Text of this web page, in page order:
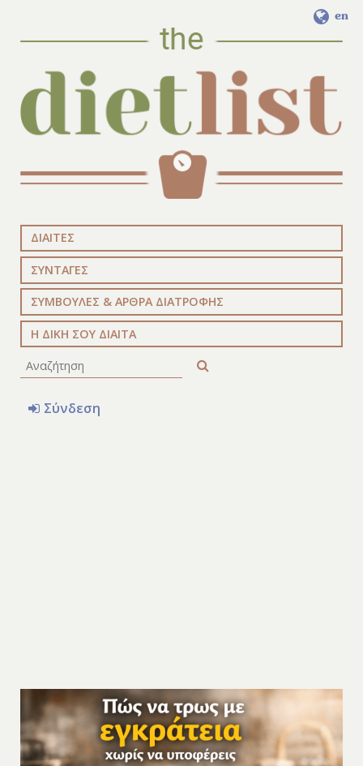
en
ΔΙΑΙΤΕΣ
ΣΥΝΤΑΓΕΣ
ΣΥΜΒΟΥΛΕΣ & ΑΡΘΡΑ ΔΙΑΤΡΟΦΗΣ
Η ΔΙΚΗ ΣΟΥ ΔΙΑΙΤΑ
Σύνδεση